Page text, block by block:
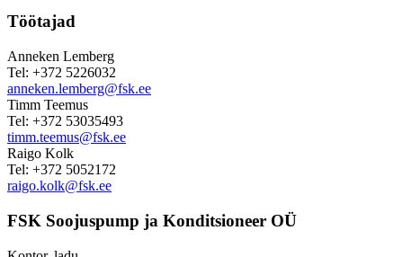
Töötajad
Anneken Lemberg
Tel: +372 5226032
anneken.lemberg@fsk.ee
Timm Teemus
Tel: +372 53035493
timm.teemus@fsk.ee
Raigo Kolk
Tel: +372 5052172
raigo.kolk@fsk.ee
FSK Soojuspump ja Konditsioneer OÜ